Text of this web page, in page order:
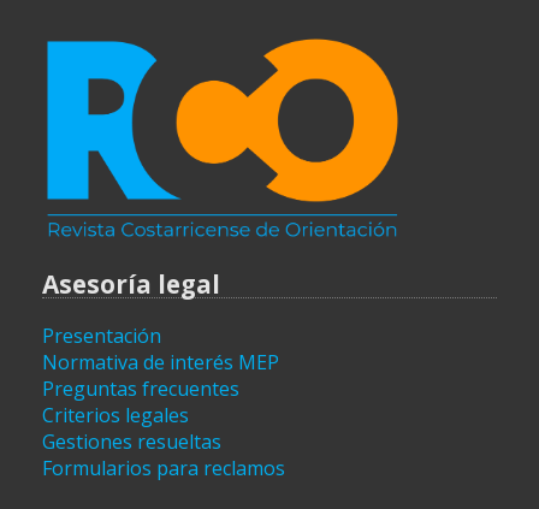
Asesoría legal
Presentación
Normativa de interés MEP
Preguntas frecuentes
Criterios legales
Gestiones resueltas
Formularios para reclamos